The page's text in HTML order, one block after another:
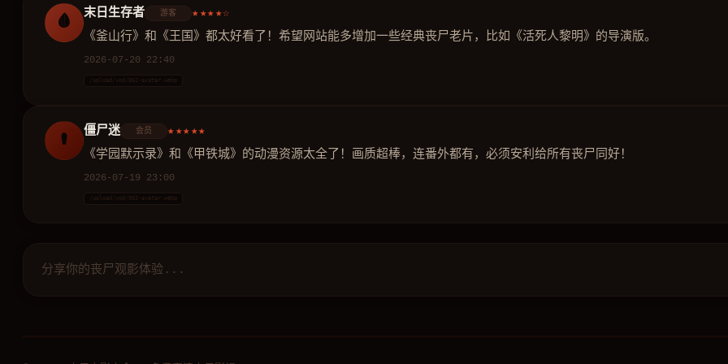
🩸 末日生存者 游客 ★★★★☆
《釜山行》和《王国》都太好看了！希望网站能多增加一些经典丧尸老片，比如《活死人黎明》的导演版。
2026-07-20 22:40
/upload/vod/062-avatar.webp
⚰️ 僵尸迷 会员 ★★★★★
《学园默示录》和《甲铁城》的动漫资源太全了！画质超棒，连番外都有，必须安利给所有丧尸同好！
2026-07-19 23:00
/upload/vod/063-avatar.webp